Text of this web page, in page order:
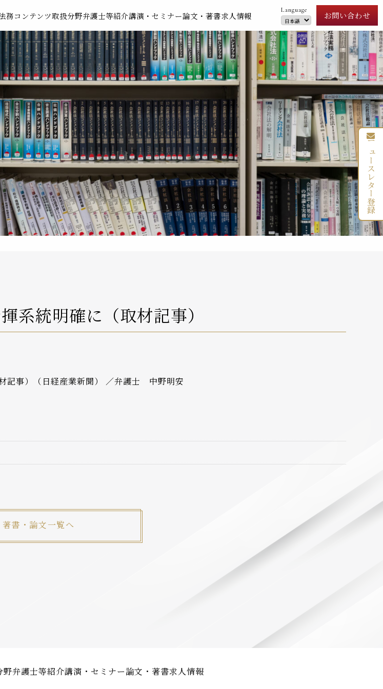
ニュースレター登録
お問い合わせ
務コンテンツ取扱分野弁護士等紹介講演・セミナー論文・著書求人情報
Language
系統明確に（取材記事）
記事）（日経産業新聞） ／弁護士 中野明安
著書・論文一覧へ
野弁護士等紹介講演・セミナー論文・著書求人情報